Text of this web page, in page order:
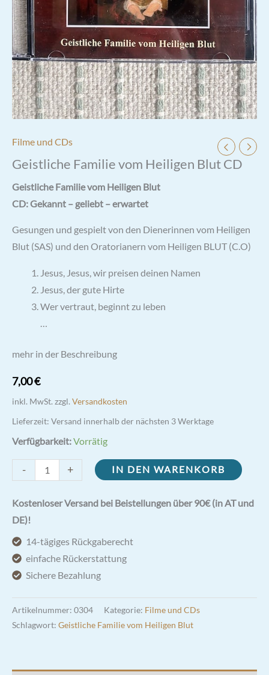
Filme und CDs
Geistliche Familie vom Heiligen Blut CD
Geistliche Familie vom Heiligen Blut
CD: Gekannt – geliebt – erwartet
Gesungen und gespielt von den Dienerinnen vom Heiligen
Blut (SAS) und den Oratorianern vom Heiligen BLUT (C.O)
Jesus, Jesus, wir preisen deinen Namen
Jesus, der gute Hirte
Wer vertraut, beginnt zu leben
mehr in der Beschreibung
7,00€
inkl. MwSt. zzgl. Versandkosten
Lieferzeit: Versand innerhalb der nächsten 3 Werktage
Verfügbarkeit:Vorrätig
-
Geistliche
Familie
vom
Heiligen
Blut
CD
Menge
+ IN DEN WARENKORB
Kostenloser Versand bei Beistellungen über 90€ (in AT und
DE)!
14-tägiges Rückgaberecht
einfache Rückerstattung
Sichere Bezahlung
Artikelnummer: 0304 Kategorie: Filme und CDs
Schlagwort: Geistliche Familie vom Heiligen Blut